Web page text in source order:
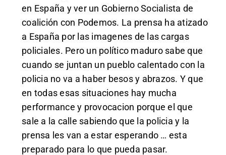
en España y ver un Gobierno Socialista de
coalición con Podemos. La prensa ha atizado
a España por las imagenes de las cargas
policiales. Pero un político maduro sabe que
cuando se juntan un pueblo calentado con la
policia no va a haber besos y abrazos. Y que
en todas esas situaciones hay mucha
performance y provocacion porque el que
sale a la calle sabiendo que la policia y la
prensa les van a estar esperando … esta
preparado para lo que pueda pasar.